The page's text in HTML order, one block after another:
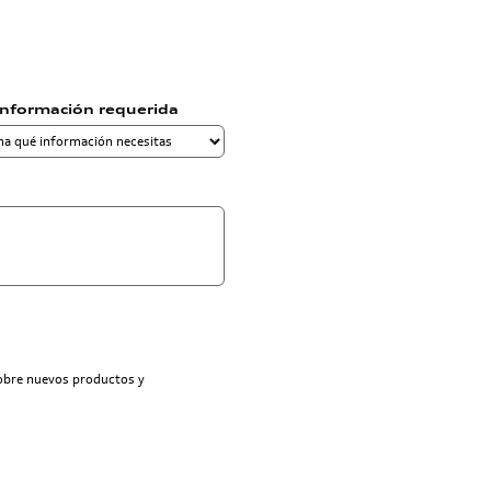
requerida
nuevos productos y